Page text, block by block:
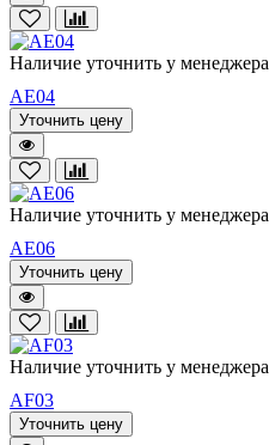
Наличие уточнить у менеджера
AE04
Уточнить цену
Наличие уточнить у менеджера
AE06
Уточнить цену
Наличие уточнить у менеджера
AF03
Уточнить цену